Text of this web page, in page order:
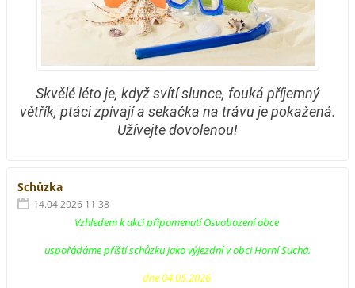
Skvělé léto je, když svítí slunce, fouká příjemný
větřík, ptáci zpívají a sekačka na trávu je pokažená.
Užívejte dovolenou!
Schůzka
14.04.2026 11:38
Vzhledem k akci připomenutí Osvobození obce
uspořádáme příští schůzku jako výjezdní v obci Horní Suchá.
dne 04.05.2026